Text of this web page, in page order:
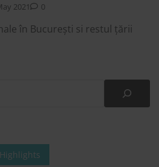
2021 0
în București si restul țării
Highlights